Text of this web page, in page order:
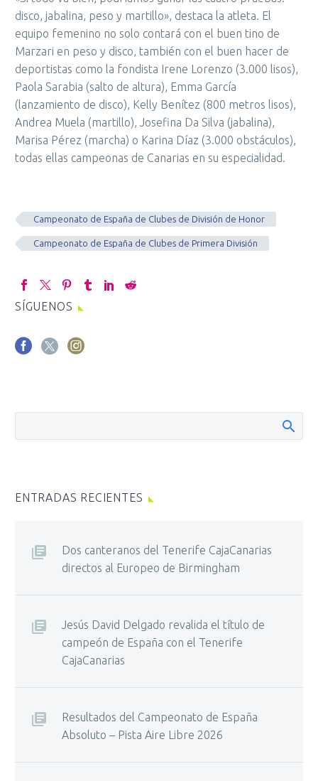
disco, jabalina, peso y martillo», destaca la atleta. El
equipo femenino no solo contará con el buen tino de
Marzari en peso y disco, también con el buen hacer de
deportistas como la fondista Irene Lorenzo (3.000 lisos),
Paola Sarabia (salto de altura), Emma García
(lanzamiento de disco), Kelly Benítez (800 metros lisos),
Andrea Muela (martillo), Josefina Da Silva (jabalina),
Marisa Pérez (marcha) o Karina Díaz (3.000 obstáculos),
todas ellas campeonas de Canarias en su especialidad.
Campeonato de España de Clubes de División de Honor
Campeonato de España de Clubes de Primera División
SÍGUENOS
ENTRADAS RECIENTES
Dos canteranos del Tenerife CajaCanarias
directos al Europeo de Birmingham
Jesús David Delgado revalida el título de
campeón de España con el Tenerife
CajaCanarias
Resultados del Campeonato de España
Absoluto – Pista Aire Libre 2026